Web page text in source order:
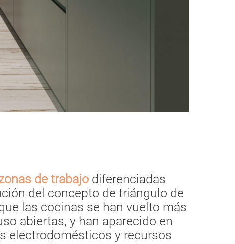
de trabajo diferenciadas
del concepto de triángulo de
las cocinas se han vuelto más
abiertas, y han aparecido en
electrodomésticos y recursos